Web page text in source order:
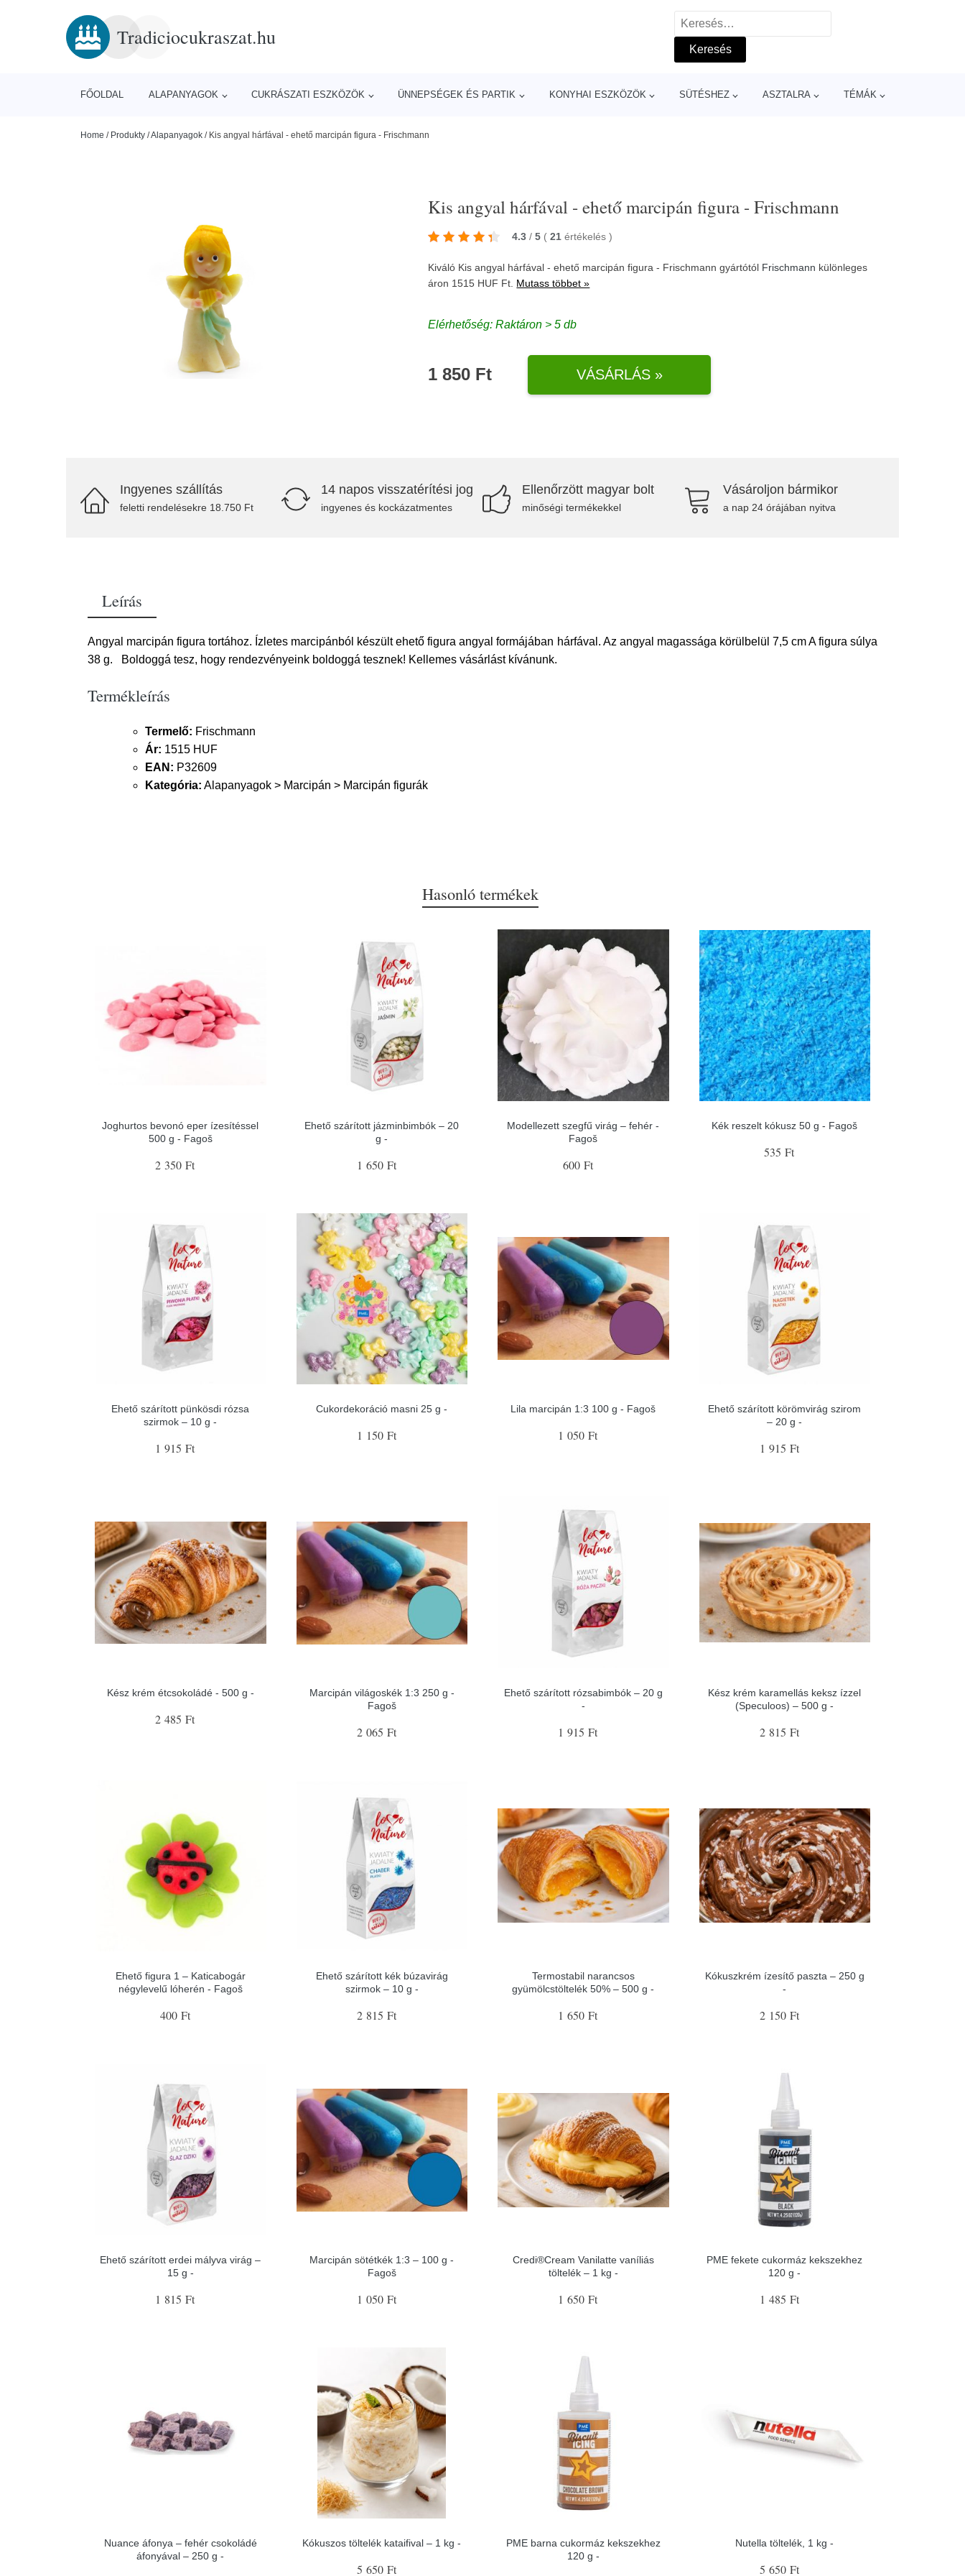
Tradiciocukraszat.hu
Keresés:
FŐOLDAL ALAPANYAGOK CUKRÁSZATI ESZKÖZÖK ÜNNEPSÉGEK ÉS PARTIK KONYHAI ESZKÖZÖK SÜTÉSHEZ ASZTALRA TÉMÁK
Home / Produkty /Alapanyagok / Kis angyal hárfával - ehető marcipán figura - Frischmann
Kis angyal hárfával - ehető marcipán figura - Frischmann
4.3 / 5 ( 21 értékelés)
Kiváló Kis angyal hárfával - ehető marcipán figura - Frischmann gyártótól Frischmann különleges
áron 1515 HUF Ft. Mutass többet »
Elérhetőség: Raktáron > 5 db
1 850 Ft VÁSÁRLÁS »
Ingyenes szállítás
feletti rendelésekre 18.750 Ft
14 napos visszatérítési jog
ingyenes és kockázatmentes
Ellenőrzött magyar bolt
minőségi termékekkel
Vásároljon bármikor
a nap 24 órájában nyitva
Leírás
Angyal marcipán figura tortához. Ízletes marcipánból készült ehető figura angyal formájában hárfával. Az angyal magassága körülbelül 7,5 cm A figura súlya
38 g. Boldoggá tesz, hogy rendezvényeink boldoggá tesznek! Kellemes vásárlást kívánunk.
Termékleírás
Termelő: Frischmann
Ár: 1515 HUF
EAN: P32609
Kategória: Alapanyagok > Marcipán > Marcipán figurák
Hasonló termékek
Joghurtos bevonó eper ízesítéssel
500 g - Fagoš
2 350 Ft
Ehető szárított jázminbimbók – 20
g -
1 650 Ft
Modellezett szegfű virág – fehér -
Fagoš
600 Ft
Kék reszelt kókusz 50 g - Fagoš
535 Ft
Ehető szárított pünkösdi rózsa
szirmok – 10 g -
1 915 Ft
Cukordekoráció masni 25 g -
1 150 Ft
Lila marcipán 1:3 100 g - Fagoš
1 050 Ft
Ehető szárított körömvirág szirom
– 20 g -
1 915 Ft
Kész krém étcsokoládé - 500 g -
2 485 Ft
Marcipán világoskék 1:3 250 g -
Fagoš
2 065 Ft
Ehető szárított rózsabimbók – 20 g
-
1 915 Ft
Kész krém karamellás keksz ízzel
(Speculoos) – 500 g -
2 815 Ft
Ehető figura 1 – Katicabogár
négylevelű lóherén - Fagoš
400 Ft
Ehető szárított kék búzavirág
szirmok – 10 g -
2 815 Ft
Termostabil narancsos
gyümölcstöltelék 50% – 500 g -
1 650 Ft
Kókuszkrém ízesítő paszta – 250 g
-
2 150 Ft
Ehető szárított erdei mályva virág –
15 g -
1 815 Ft
Marcipán sötétkék 1:3 – 100 g -
Fagoš
1 050 Ft
Credi®Cream Vanilatte vaníliás
töltelék – 1 kg -
1 650 Ft
PME fekete cukormáz kekszekhez
120 g -
1 485 Ft
Nuance áfonya – fehér csokoládé
áfonyával – 250 g -
Kókuszos töltelék kataifival – 1 kg -
5 650 Ft
PME barna cukormáz kekszekhez
120 g -
Nutella töltelék, 1 kg -
5 650 Ft